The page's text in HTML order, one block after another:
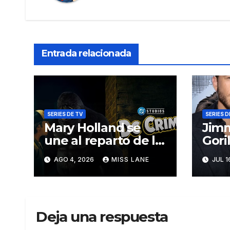
Entrada relacionada
SERIES DE TV
Mary Holland se
une al reparto de la
serie de DC sobre
Jimmy Olsen
AGO 4, 2026 MISS LANE
SERIES
DC
JUL
Deja una respuesta